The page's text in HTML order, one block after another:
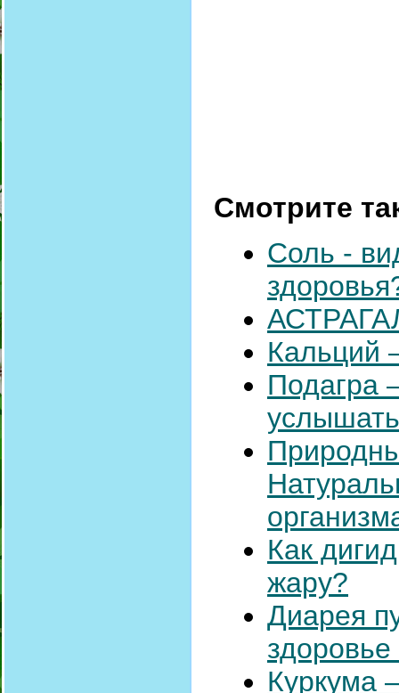
Смотрите
Соль -
Кальций
Подагра
Как
жару?
Диарея
Куркума